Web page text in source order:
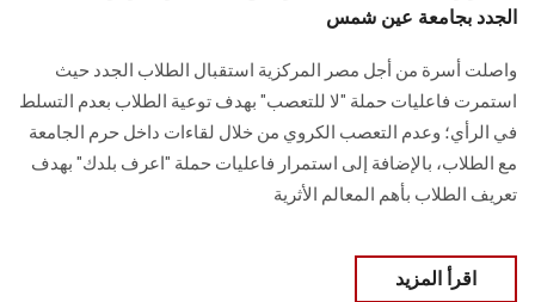
الجدد بجامعة عين شمس
واصلت أسرة من أجل مصر المركزية استقبال الطلاب الجدد حيث
استمرت فاعليات حملة "لا للتعصب" بهدف توعية الطلاب بعدم التسلط
في الرأي؛ وعدم التعصب الكروي من خلال لقاءات داخل حرم الجامعة
مع الطلاب، بالإضافة إلى استمرار فاعليات حملة "اعرف بلدك" بهدف
تعريف الطلاب بأهم المعالم الأثرية
اقرأ المزيد